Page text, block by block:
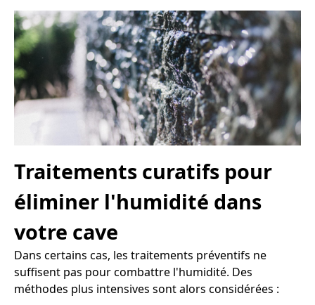
Traitements curatifs pour
éliminer l'humidité dans
votre cave
Dans certains cas, les traitements préventifs ne
suffisent pas pour combattre l'humidité. Des
méthodes plus intensives sont alors considérées :